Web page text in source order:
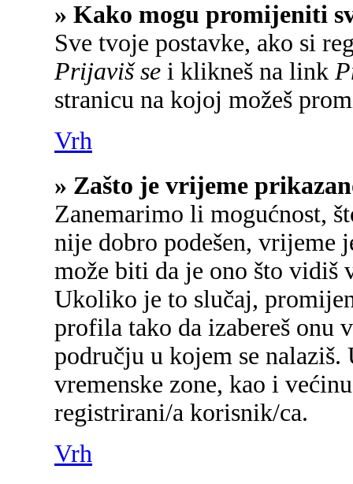
» Kako mogu promijeniti
Sve tvoje postavke, ako si
Prijaviš se i klikneš na link
stranicu na kojoj možeš
Vrh
» Zašto je vrijeme
Zanemarimo li mogućnost,
nije dobro podešen, vrijeme
može biti da je ono što vidiš
Ukoliko je to slučaj,
profila tako da izabereš onu
području u kojem se
vremenske zone, kao i
registrirani/a korisnik/ca.
Vrh